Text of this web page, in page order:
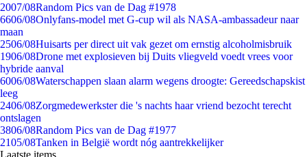
2007/08Random Pics van de Dag #1978
6606/08Onlyfans-model met G-cup wil als NASA-ambassadeur naar
maan
2506/08Huisarts per direct uit vak gezet om ernstig alcoholmisbruik
1906/08Drone met explosieven bij Duits vliegveld voedt vrees voor
hybride aanval
6006/08Waterschappen slaan alarm wegens droogte: Gereedschapskist
leeg
2406/08Zorgmedewerkster die 's nachts haar vriend bezocht terecht
ontslagen
3806/08Random Pics van de Dag #1977
2105/08Tanken in België wordt nóg aantrekkelijker
Laatste items